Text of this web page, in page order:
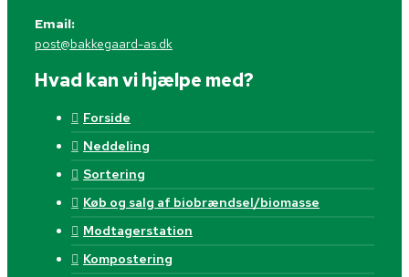
Email:
post@bakkegaard-as.dk
Hvad kan vi hjælpe med?
Forside
Neddeling
Sortering
Køb og salg af biobrændsel/biomasse
Modtagerstation
Kompostering